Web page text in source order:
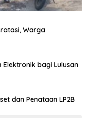
Warga
Elektronik bagi Lulusan
dan Penataan LP2B